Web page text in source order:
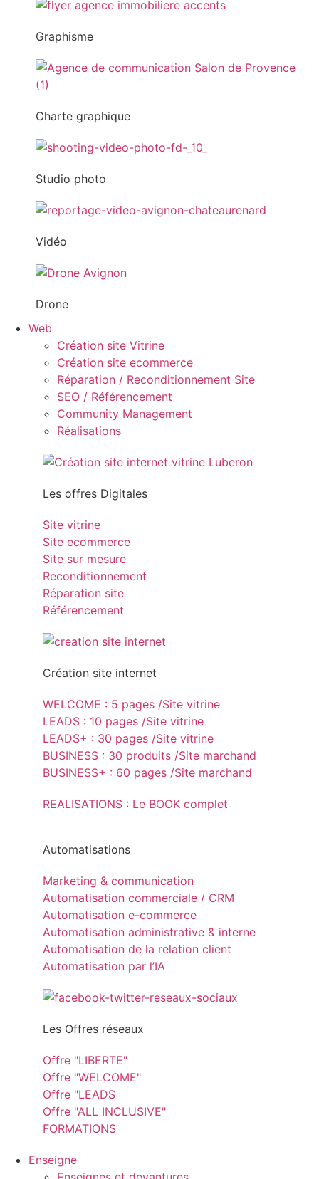
Graphisme
Charte graphique
Studio photo
Vidéo
Drone
Web
Création site Vitrine
Création site ecommerce
Réparation / Reconditionnement Site
SEO / Référencement
Community Management
Réalisations
Les offres Digitales
Site vitrine
Site ecommerce
Site sur mesure
Reconditionnement
Réparation site
Référencement
Création site internet
WELCOME : 5 pages /Site vitrine
LEADS : 10 pages /Site vitrine
LEADS+ : 30 pages /Site vitrine
BUSINESS : 30 produits /Site marchand
BUSINESS+ : 60 pages /Site marchand
REALISATIONS : Le BOOK complet
Automatisations
Marketing & communication
Automatisation commerciale / CRM
Automatisation e-commerce
Automatisation administrative & interne
Automatisation de la relation client
Automatisation par l’IA
Les Offres réseaux
Offre "LIBERTE"
Offre "WELCOME"
Offre "LEADS
Offre "ALL INCLUSIVE"
FORMATIONS
Enseigne